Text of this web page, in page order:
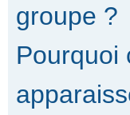
groupe ?
Pourquoi